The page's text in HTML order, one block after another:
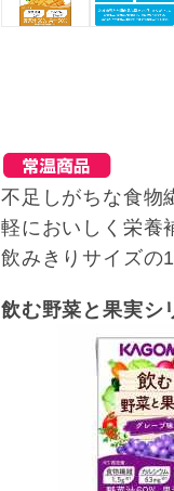
不足しがちな食物
軽においしく栄養
飲みきりサイズの
飲む野菜と果実シ